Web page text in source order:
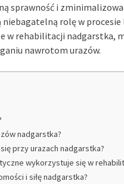
sprawność i
rolę w procesie
w rehabilitacji nadgarstka,
nawrotom urazów.
nadgarstka?
przy urazach nadgarstka?
wykorzystuje się w
i siłę nadgarstka?